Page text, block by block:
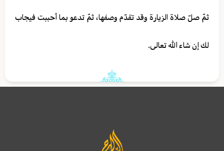
ثمّ صلّ صلاة الزيارة وقد تقدّم وصفها، ثمّ تدعو بما أحببت فيجاب
لك إن شاء الله تعالى.